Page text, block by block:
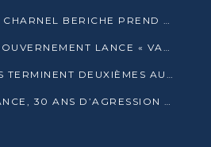
RNP : DJOUBE NGOH CHARNEL BERICHE PREND LES RÊNES DU PARTI
BURKINA FASO : LE GOUVERNEMENT LANCE « VACANCES UTILES 2026 » POUR FORMER LES ÉLÈVES À 15 MÉTIERS
LES DIABLES ROUGES TERMINENT DEUXIÈMES AU CHAMPIONNAT D’AFRIQUE ZONE 3
66 ANS D’INDEPENDANCE, 30 ANS D’AGRESSION RWAN DAISE : 4 PRESIDENCES, UN ECHEC COLLECTIF